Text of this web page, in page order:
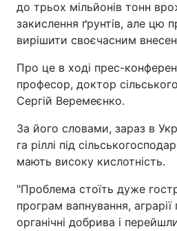
Економіка
Екологія
РЕГІОНИ
Київ
Одеса
до трьох мільйонів тонн
закислення ґрунтів, але цю
вирішити своєчасним
Про це в ході прес-
професор, доктор
Сергій Веремеєнко.
За його словами, зараз в
га ріллі під
мають високу кислотність.
"Проблема стоїть дуже
програм вапнування,
органічні добрива і